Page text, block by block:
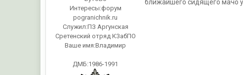
Интересы:форум
pogranichnik.ru
Служил:ПЗ Аргунская
Сретенский отряд КЗабПО
Ваше имя:Владимир
ДМБ:1986-1991
ближайшего сидящего мачо